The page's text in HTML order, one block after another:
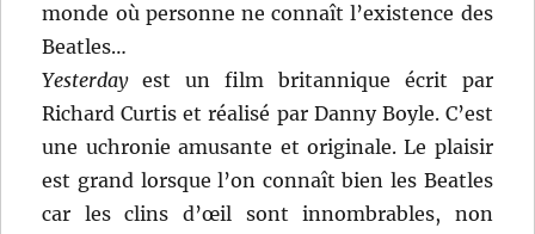
monde où personne ne connaît l’existence des
Beatles…
Yesterdayest un film britannique écrit par
Richard Curtis et réalisé par Danny Boyle. C’est
une uchronie amusante et originale. Le plaisir
est grand lorsque l’on connaît bien les Beatles
car les clins d’œil sont innombrables, non